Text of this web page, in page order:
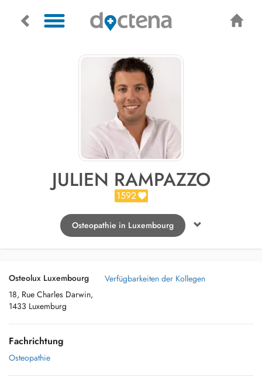
JULIEN RAMPAZZO
1592
Osteopathie in Luxembourg
Osteolux Luxembourg
18, Rue Charles Darwin,
1433 Luxemburg
Verfügbarkeiten der Kollegen
Fachrichtung
Osteopathie